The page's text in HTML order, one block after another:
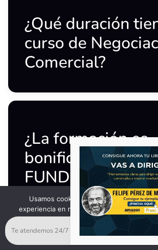
¿Qué duración
curso de
Comercial?
¿La formación es
bonificable por
FUNDAE?
▼
Te atendemos 24/7
Usamos cookies para asegurar que te
experiencia en nuestra web. Si continúas
asumiremos que estás de acuerdo
Aceptar
No Política de